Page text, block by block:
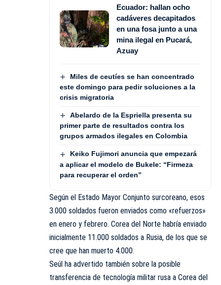
Ecuador: hallan ocho
cadáveres decapitados
en una fosa junto a una
mina ilegal en Pucará,
Azuay
Miles de ceutíes se han concentrado
este domingo para pedir soluciones a la
crisis migratoria
Abelardo de la Espriella presenta su
primer parte de resultados contra los
grupos armados ilegales en Colombia
Keiko Fujimori anuncia que empezará
a aplicar el modelo de Bukele: “Firmeza
para recuperar el orden”
Según el Estado Mayor Conjunto surcoreano, esos
3.000 soldados fueron enviados como «refuerzos»
en enero y febrero. Corea del Norte habría enviado
inicialmente 11.000 soldados a Rusia, de los que se
cree que han muerto 4.000.
Seúl ha advertido también sobre la posible
transferencia de tecnología militar rusa a Corea del